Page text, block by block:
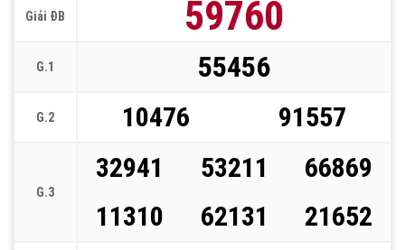
Giải ĐB 59760
G.1 55456
G.2 10476 91557
G.3
32941 53211
66869
11310
62131 21652